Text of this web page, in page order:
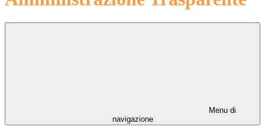
Menu di
navigazione